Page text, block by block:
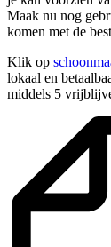
Maak nu nog
komen met de
Klik op
lokaal en
middels 5